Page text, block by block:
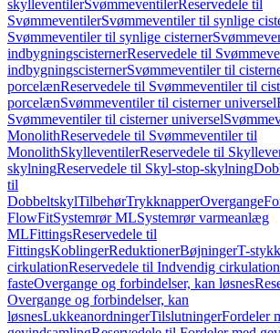
skylleventilerSvømmeventilerReservedele til
SvømmeventilerSvømmeventiler til synlige
Svømmeventiler til synlige cisterner
indbygningscisternerReservedele til
indbygningscisternerSvømmeventiler til
porcelænReservedele til Svømmeventiler til
porcelænSvømmeventiler til cisterner universel
Svømmeventiler til cisterner universel
MonolithReservedele til Svømmeventiler til
MonolithSkylleventilerReservedele til
skylningReservedele til Skyl-stop-skylning
til
DobbeltskylTilbehørTrykknapperOvergange
FlowFitSystemrør MLSystemrør varmeanlæg
MLFittingsReservedele til
FittingsKoblingerReduktionerBøjningerT-
cirkulationReservedele til Indvendig cirkulation
fasteOvergange og forbindelser, kan løsnes
Overgange og forbindelser, kan
løsnesLukkeanordningerTilslutningerFordeler